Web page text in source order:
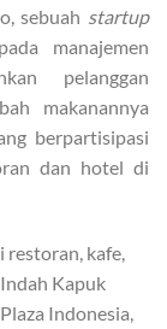
sebuah startup
manajemen
pelanggan
makanannya
berpartisipasi
dan hotel di
restoran, kafe,
Kapuk
Indonesia,